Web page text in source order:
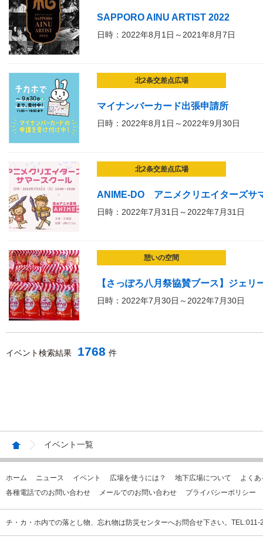
SAPPORO AINU ARTIST 2022
日時：2022年8月1日～2021年8月7日
北2条交差点広場
マイナンバーカード出張申請所
日時：2022年8月1日～2022年9月30日
北2条交差点広場
ANIME-DO アニメクリエイターズサ
日時：2022年7月31日～2022年7月31日
憩いの空間
【さっぽろ八月祭協賛ブース】ジェリ
日時：2022年7月30日～2022年7月30日
イベント検索結果 1768 件
イベント一覧
ホーム ニュース イベント 広場を使うには？ 地下広場について
よく
各種電話でのお問い合わせ
メールでのお問い合わせ プライバシーポリシー
チ・カ・ホ内での落とし物、忘れ物は防災センターへお問合せ下さい。